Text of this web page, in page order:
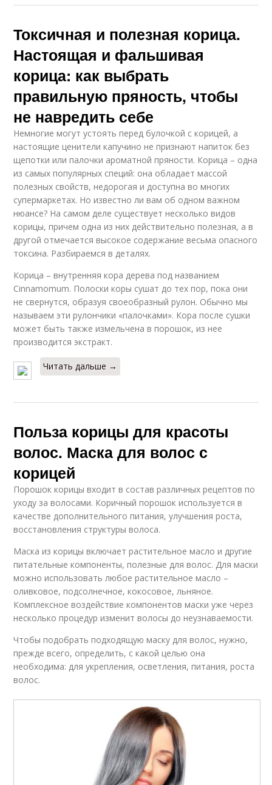
Токсичная и полезная корица.
Настоящая и фальшивая
корица: как выбрать
правильную пряность, чтобы
не навредить себе
Немногие могут устоять перед булочкой с корицей, а
настоящие ценители капучино не признают напиток без
щепотки или палочки ароматной пряности. Корица – одна
из самых популярных специй: она обладает массой
полезных свойств, недорогая и доступна во многих
супермаркетах. Но известно ли вам об одном важном
нюансе? На самом деле существует несколько видов
корицы, причем одна из них действительно полезная, а в
другой отмечается высокое содержание весьма опасного
токсина. Разбираемся в деталях.
Корица – внутренняя кора дерева под названием
Cinnamomum. Полоски коры сушат до тех пор, пока они
не свернутся, образуя своеобразный рулон. Обычно мы
называем эти рулончики «палочками». Кора после сушки
может быть также измельчена в порошок, из нее
производится экстракт.
Читать дальше →
Польза корицы для красоты
волос. Маска для волос с
корицей
Порошок корицы входит в состав различных рецептов по
уходу за волосами. Коричный порошок используется в
качестве дополнительного питания, улучшения роста,
восстановления структуры волоса.
Маска из корицы включает растительное масло и другие
питательные компоненты, полезные для волос. Для маски
можно использовать любое растительное масло –
оливковое, подсолнечное, кокосовое, льняное.
Комплексное воздействие компонентов маски уже через
несколько процедур изменит волосы до неузнаваемости.
Чтобы подобрать подходящую маску для волос, нужно,
прежде всего, определить, с какой целью она
необходима: для укрепления, осветления, питания, роста
волос.